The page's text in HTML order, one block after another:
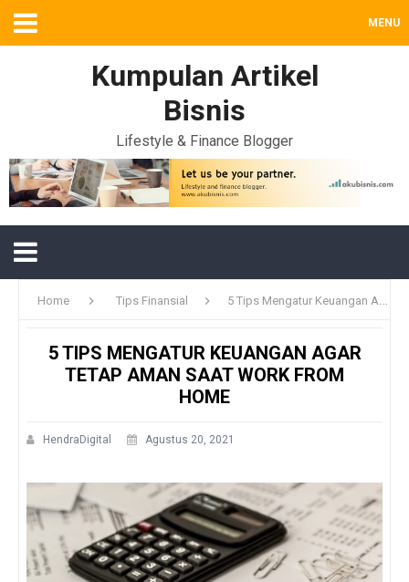
MENU
Kumpulan Artikel
Bisnis
Lifestyle & Finance Blogger
Home Tips Finansial 5 Tips Mengatur Keuangan Agar Tetap Aman Saat Work From Home
5 TIPS MENGATUR KEUANGAN AGAR
TETAP AMAN SAAT WORK FROM
HOME
HendraDigital Agustus 20, 2021